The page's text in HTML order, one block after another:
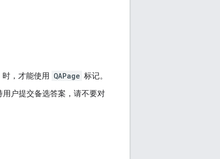
，才能使用 QAPage 标记。
户提交备选答案，请不要对